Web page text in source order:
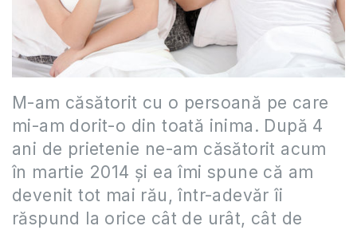
M-am căsătorit cu o persoană pe care
mi-am dorit-o din toată inima. După 4
ani de prietenie ne-am căsătorit acum
în martie 2014 și ea îmi spune că am
devenit tot mai rău, într-adevăr îi
răspund la orice cât de urât, cât de